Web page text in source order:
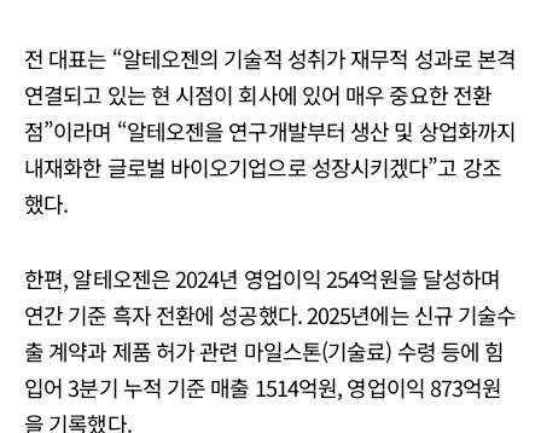
전 대표는 “알테오젠의 기술적 성취가 재무적 성과로 본격
연결되고 있는 현 시점이 회사에 있어 매우 중요한 전환
점”이라며 “알테오젠을 연구개발부터 생산 및 상업화까지
내재화한 글로벌 바이오기업으로 성장시키겠다”고 강조
했다.
한편, 알테오젠은 2024년 영업이익 254억원을 달성하며
연간 기준 흑자 전환에 성공했다. 2025년에는 신규 기술수
출 계약과 제품 허가 관련 마일스톤(기술료) 수령 등에 힘
입어 3분기 누적 기준 매출 1514억원, 영업이익 873억원
을 기록했다.